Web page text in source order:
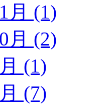
月 (1)
月 (2)
(1)
(7)